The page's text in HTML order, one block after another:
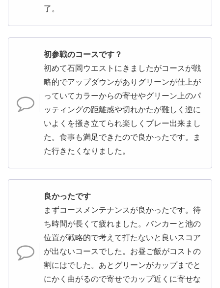
了。
初参戦のコースです？
初めて石岡ウエストにきましたがコースが戦
略的でアップダウンがありグリーンが仕上が
っていてカラーからの寄せやグリーン上のパ
ッティングの距離感や切れかたが難しく逆に
いよくを掻き立てられ楽しくプレー出来まし
た。食事も満足できたので良かったです。ま
た行きたくなりました。
良かったです
まずコースメンテナンスが良かったです。待
ち時間が長くて疲れました。バンカーと池の
位置が戦略的で考えて打たないと良いスコア
が出ないコースでした。お昼ご飯がコストの
割にはでした。あとグリーンがカップまでと
にかく曲がるので寄せでカップ近くに寄せな